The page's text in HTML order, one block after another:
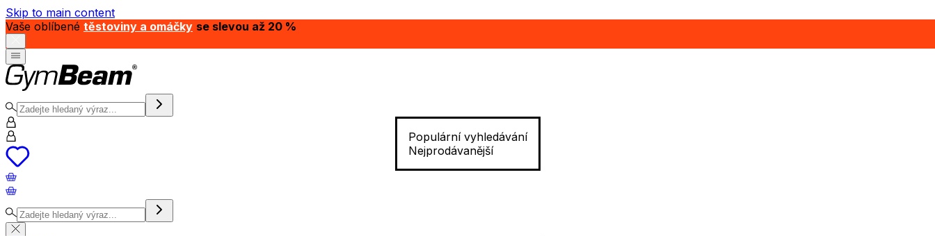
Skip to main content
Vaše oblíbené těstoviny a omáčky se slevou až 20 %
Populární vyhledávání
Nejprodávanější